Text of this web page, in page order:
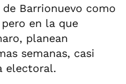
Barrionuevo como
pero en la que
planean
semanas, casi
electoral.